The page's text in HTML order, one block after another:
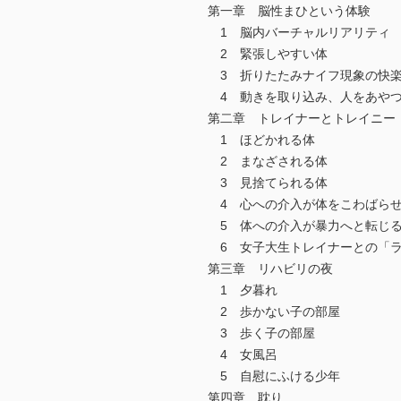
第一章 脳性まひという体験
1 脳内バーチャルリアリティ
2 緊張しやすい体
3 折りたたみナイフ現象の快楽
4 動きを取り込み、人をあや
第二章 トレイナーとトレイニー
1 ほどかれる体
2 まなざされる体
3 見捨てられる体
4 心への介入が体をこわばら
5 体への介入が暴力へと転じ
6 女子大生トレイナーとの「ラ
第三章 リハビリの夜
1 夕暮れ
2 歩かない子の部屋
3 歩く子の部屋
4 女風呂
5 自慰にふける少年
第四章 耽り